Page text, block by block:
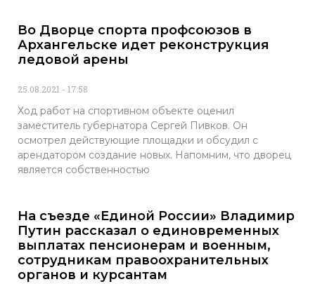
Во Дворце спорта профсоюзов в
Архангельске идет реконструкция
ледовой арены
25.08.2021 17:58
Ход работ на спортивном объекте оценил
заместитель губернатора Сергей Пивков. Он
осмотрел действующие площадки и обсудил с
арендатором создание новых. Напомним, что дворец
является собственностью
На съезде «Единой России» Владимир
Путин рассказал о единовременных
выплатах пенсионерам и военным,
сотрудникам правоохранительных
органов и курсантам